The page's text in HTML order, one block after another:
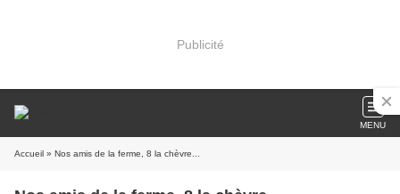
Publicité
MENU
Accueil » Nos amis de la ferme, 8 la chèvre...